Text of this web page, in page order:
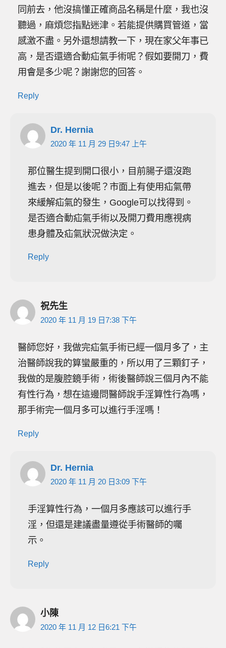
同前去，他沒搞懂正確商品名稱是什麼，我也沒
聽過，麻煩您指點迷津。若能提供購買管道，當
感激不盡。另外還想請教一下，現在家父年事已
高，是否還適合動疝氣手術呢？假如要開刀，費
用會是多少呢？謝謝您的回答。
Reply
Dr. Hernia
2020 年 11 月 29 日9:47 上午
那位醫生提到開口很小，目前腸子還沒跑
進去，但是以後呢？市面上有使用疝氣帶
來緩解疝氣的發生，Google可以找得到。
是否適合動疝氣手術以及開刀費用應視病
患身體及疝氣狀況做決定。
Reply
祝先生
2020 年 11 月 19 日7:38 下午
醫師您好，我做完疝氣手術已經一個月多了，主
治醫師說我的算蠻嚴重的，所以用了三顆釘子，
我做的是腹腔鏡手術，術後醫師說三個月內不能
有性行為，想在這邊問醫師說手淫算性行為嗎，
那手術完一個月多可以進行手淫嗎！
Reply
Dr. Hernia
2020 年 11 月 20 日3:09 下午
手淫算性行為，一個月多應該可以進行手
淫，但還是建議盡量遵從手術醫師的囑
示。
Reply
小陳
2020 年 11 月 12 日6:21 下午